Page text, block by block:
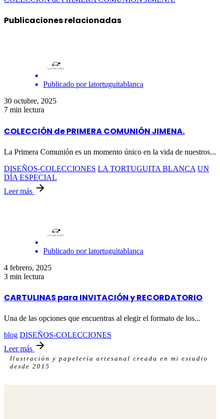
Publicaciones relacionadas
Publicado por latortuguitablanca
30 octubre, 2025
7 min lectura
COLECCIÓN de PRIMERA COMUNIÓN JIMENA.
La Primera Comunión es un momento único en la vida de nuestros...
DISEÑOS-COLECCIONES LA TORTUGUITA BLANCA UN
DÍA ESPECIAL
Leer más
Publicado por latortuguitablanca
4 febrero, 2025
3 min lectura
CARTULINAS para INVITACIÓN y RECORDATORIO
Una de las opciones que encuentras al elegir el formato de los...
blog DISEÑOS-COLECCIONES
Leer más
Ilustración y papelería artesanal creada en mi estudio
desde 2015